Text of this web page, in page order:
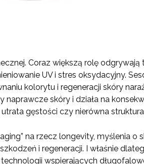
Coraz większą rolę
UV i stres oksydacyjny.
kolorytu i regeneracji skóry
naprawcze skóry i działa na
gęstości czy nierówna
na rzecz longevity, myślenia o
i regeneracji. I właśnie
wspierających